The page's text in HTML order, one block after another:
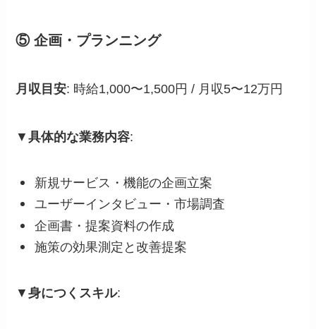
⑤ 企画・プランニング
月収目安: 時給1,000〜1,500円 / 月収5〜12万円
▼具体的な業務内容:
新規サービス・機能の企画立案
ユーザーインタビュー・市場調査
企画書・提案資料の作成
施策の効果測定と改善提案
▼身につくスキル: